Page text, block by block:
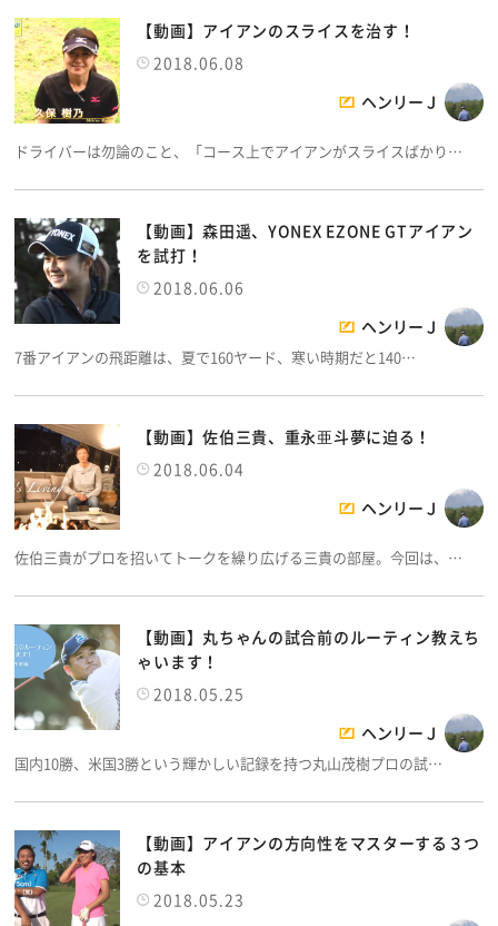
【動画】アイアンのスライスを治す！
2018.06.08
ヘンリーＪ
ドライバーは勿論のこと、「コース上でアイアンがスライスばかり…
【動画】森田遥、YONEX EZONE GTアイアン
を試打！
2018.06.06
ヘンリーＪ
7番アイアンの飛距離は、夏で160ヤード、寒い時期だと140…
【動画】佐伯三貴、重永亜斗夢に迫る！
2018.06.04
ヘンリーＪ
佐伯三貴がプロを招いてトークを繰り広げる三貴の部屋。今回は、…
【動画】丸ちゃんの試合前のルーティン教えち
ゃいます！
2018.05.25
ヘンリーＪ
国内10勝、米国3勝という輝かしい記録を持つ丸山茂樹プロの試…
【動画】アイアンの方向性をマスターする３つ
の基本
2018.05.23